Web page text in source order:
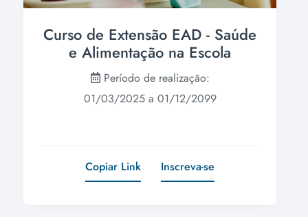
Curso de Extensão EAD - Saúde
e Alimentação na Escola
Período de realização:
01/03/2025 a 01/12/2099
Copiar Link Inscreva-se